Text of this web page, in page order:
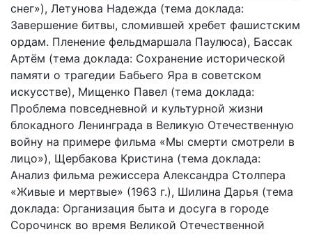
снег»), Летунова Надежда (тема доклада:
Завершение битвы, сломившей хребет фашистским
ордам. Пленение фельдмаршала Паулюса), Бассак
Артём (тема доклада: Сохранение исторической
памяти о трагедии Бабьего Яра в советском
искусстве), Мищенко Павел (тема доклада:
Проблема повседневной и культурной жизни
блокадного Ленинграда в Великую Отечественную
войну на примере фильма «Мы смерти смотрели в
лицо»), Щербакова Кристина (тема доклада:
Анализ фильма режиссера Александра Столпера
«Живые и мертвые» (1963 г.), Шилина Дарья (тема
доклада: Организация быта и досуга в городе
Сорочинск во время Великой Отечественной